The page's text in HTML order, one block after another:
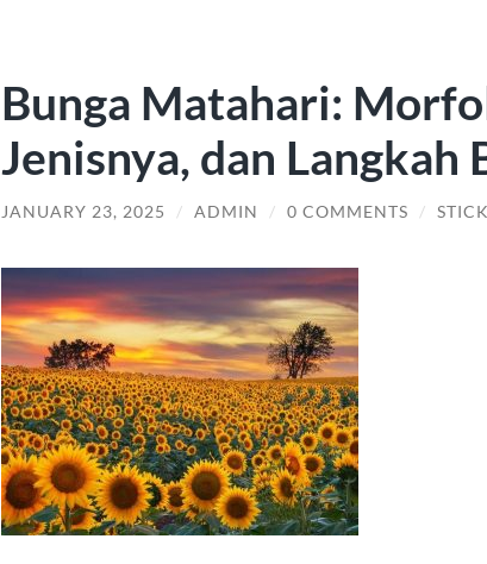
Bunga Matahari:
Jenisnya, dan Langkah
JANUARY 23, 2025 / ADMIN / 0 COMMENTS /